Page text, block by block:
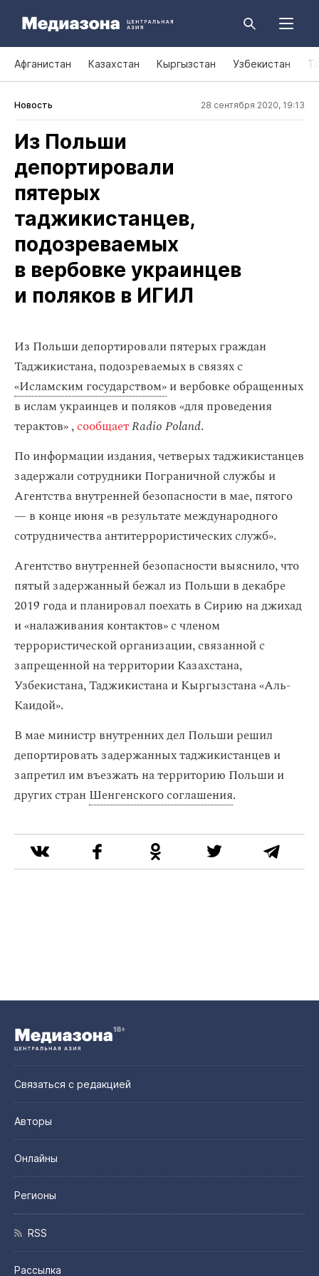
Афганистан Казахстан Кыргызстан Узбекистан
Новость 28 сентября 2020, 19:13
Из Польши
депортировали
пятерых
таджикистанцев,
подозреваемых
в вербовке украинцев
и поляков в ИГИЛ
Из Польши депортировали пятерых граждан
Таджикистана, подозреваемых в связях с
«Исламским государством»и вербовке обращенных
в ислам украинцев и поляков «для проведения
терактов» ,сообщаетRadio Poland.
По информации издания, четверых таджикистанцев
задержали сотрудники Пограничной службы и
Агентства внутренней безопасности в мае, пятого
— в конце июня «в результате международного
сотрудничества антитеррористических служб».
Агентство внутренней безопасности выяснило, что
пятый задержанный бежал из Польши в декабре
2019 года и планировал поехать в Сирию на джихад
и «налаживания контактов» с членом
террористической организации, связанной с
запрещенной на территории Казахстана,
Узбекистана, Таджикистана и Кыргызстана «Аль-
Каидой».
В мае министр внутренних дел Польши решил
депортировать задержанных таджикистанцев и
запретил им въезжать на территорию Польши и
других стран Шенгенского соглашения.
Связаться с редакцией
Авторы
Онлайны
Регионы
RSS
Рассылка